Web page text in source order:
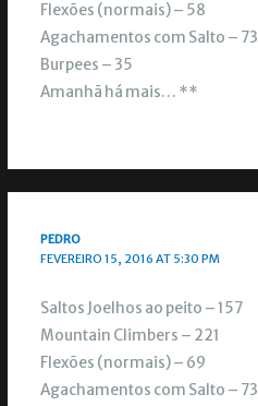
Flexões (normais) – 58
Agachamentos com Salto – 73
Burpees – 35
Amanhã há mais… **
PEDRO
FEVEREIRO 15, 2016 AT 5:30 PM
Saltos Joelhos ao peito – 157
Mountain Climbers – 221
Flexões (normais) – 69
Agachamentos com Salto – 73